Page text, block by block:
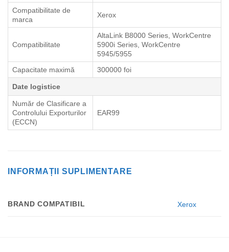
Compatibilitate de
marca
Xerox
Compatibilitate
AltaLink B8000 Series, WorkCentre
5900i Series, WorkCentre
5945/5955
Capacitate maximă
300000 foi
Date logistice
Număr de Clasificare a
Controlului Exporturilor
(ECCN)
EAR99
INFORMAȚII SUPLIMENTARE
BRAND COMPATIBIL Xerox